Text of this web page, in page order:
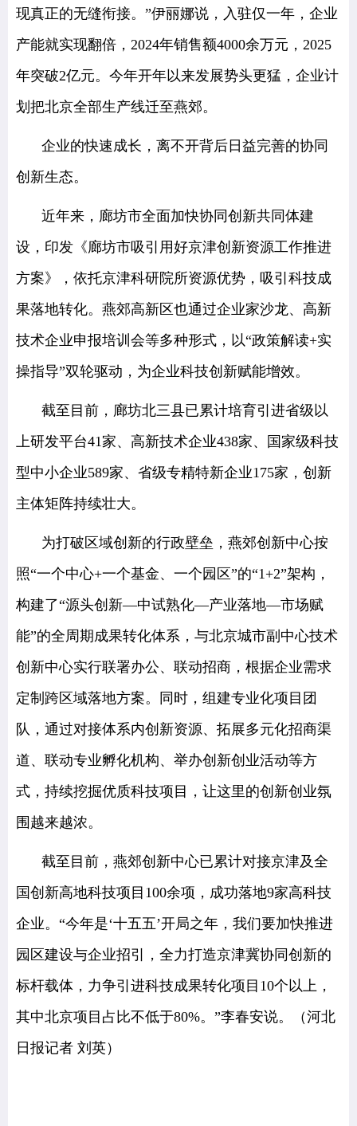
现真正的无缝衔接。”伊丽娜说，入驻仅一年，企业
产能就实现翻倍，2024年销售额4000余万元，2025
年突破2亿元。今年开年以来发展势头更猛，企业计
划把北京全部生产线迁至燕郊。
企业的快速成长，离不开背后日益完善的协同
创新生态。
近年来，廊坊市全面加快协同创新共同体建
设，印发《廊坊市吸引用好京津创新资源工作推进
方案》，依托京津科研院所资源优势，吸引科技成
果落地转化。燕郊高新区也通过企业家沙龙、高新
技术企业申报培训会等多种形式，以“政策解读+实
操指导”双轮驱动，为企业科技创新赋能增效。
截至目前，廊坊北三县已累计培育引进省级以
上研发平台41家、高新技术企业438家、国家级科技
型中小企业589家、省级专精特新企业175家，创新
主体矩阵持续壮大。
为打破区域创新的行政壁垒，燕郊创新中心按
照“一个中心+一个基金、一个园区”的“1+2”架构，
构建了“源头创新—中试熟化—产业落地—市场赋
能”的全周期成果转化体系，与北京城市副中心技术
创新中心实行联署办公、联动招商，根据企业需求
定制跨区域落地方案。同时，组建专业化项目团
队，通过对接体系内创新资源、拓展多元化招商渠
道、联动专业孵化机构、举办创新创业活动等方
式，持续挖掘优质科技项目，让这里的创新创业氛
围越来越浓。
截至目前，燕郊创新中心已累计对接京津及全
国创新高地科技项目100余项，成功落地9家高科技
企业。“今年是‘十五五’开局之年，我们要加快推进
园区建设与企业招引，全力打造京津冀协同创新的
标杆载体，力争引进科技成果转化项目10个以上，
其中北京项目占比不低于80%。”李春安说。
（河北
日报记者 刘英）